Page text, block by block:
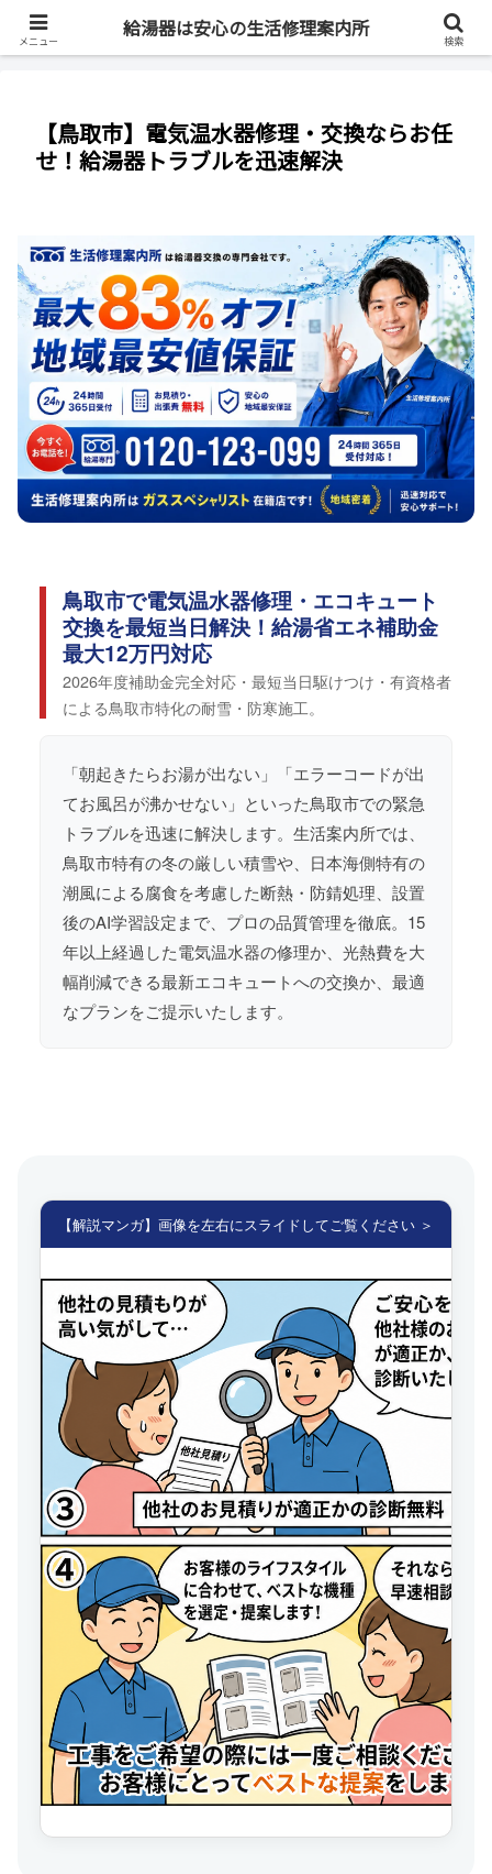
最短即日・全国対応・最大83%OFF
【鳥取市】電気温水器修理・交換ならお任
せ！給湯器トラブルを迅速解決
鳥取市で電気温水器修理・エコキュート
交換を最短当日解決！給湯省エネ補助金
最大12万円対応
2026年度補助金完全対応・最短当日駆けつけ・有資格者
による鳥取市特化の耐雪・防寒施工。
「朝起きたらお湯が出ない」「エラーコードが出
てお風呂が沸かせない」といった鳥取市での緊急
トラブルを迅速に解決します。生活案内所では、
鳥取市特有の冬の厳しい積雪や、日本海側特有の
潮風による腐食を考慮した断熱・防錆処理、設置
後のAI学習設定まで、プロの品質管理を徹底。15
年以上経過した電気温水器の修理か、光熱費を大
幅削減できる最新エコキュートへの交換か、最適
なプランをご提示いたします。
【解説マンガ】画像を左右にスライドしてご覧ください ＞
メニュー
給湯器は安心の生活修理案内所
検索